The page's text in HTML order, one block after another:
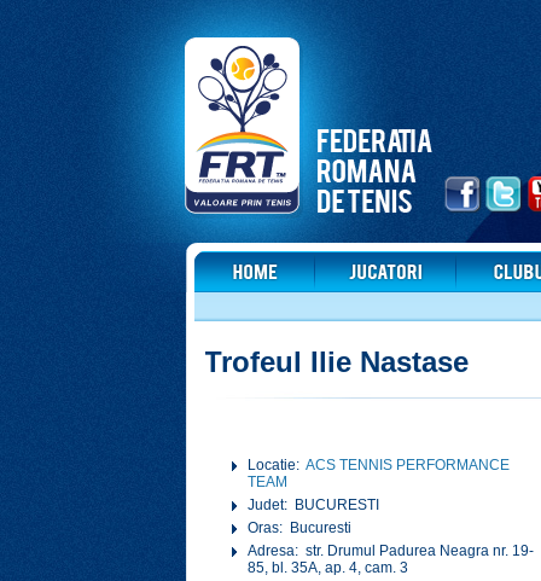
Trofeul Ilie Nastase
Locatie:ACS TENNIS PERFORMANCE
TEAM
Judet: BUCURESTI
Oras: Bucuresti
Adresa: str. Drumul Padurea Neagra nr. 19-
85, bl. 35A, ap. 4, cam. 3